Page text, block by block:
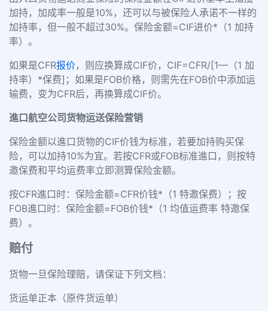
加持，加成率一般是10%，还可以与被保险人承诺不一样的
加持率，但一般不超过30%。保险金额=CIF进价*（1 加持
率）。
如果是CFR报价，则应换算成CIF价，CIF=CFR/[1—（1 加
持率）*保费]；如果是FOB价格，则需先在FOB价中添加运
输费，变为CFR后，再换算成CIF价。
進口航空公司货物运送保险营销
保险金额以進口货物的CIF价钱为标准，若要加持购买保
险，可以加持10%为宜。若按CFR或FOB标准進口，则按特
邀保费和平均运费率立即测算保险金额。
按CFR進口时：保险金额=CFR价钱*（1 特邀保费）；按
FOB進口时：保险金额=FOB价钱*（1 均值运费率 特邀保
费）。
赔付
货物一旦保险理赔，请保证下列文档：
货运单正本（原件货运单）